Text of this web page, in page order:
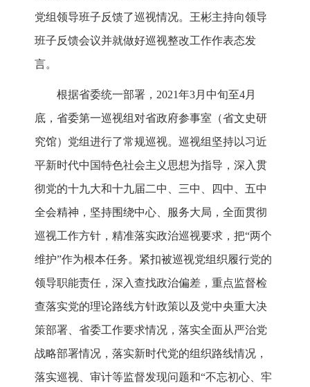
党组领导班子反馈了巡视情况。王彬主持向领导
班子反馈会议并就做好巡视整改工作作表态发
言。
根据省委统一部署，2021年3月中旬至4月
底，省委第一巡视组对省政府参事室（省文史研
究馆）党组进行了常规巡视。巡视组坚持以习近
平新时代中国特色社会主义思想为指导，深入贯
彻党的十九大和十九届二中、三中、四中、五中
全会精神，坚持围绕中心、服务大局，全面贯彻
巡视工作方针，精准落实政治巡视要求，把“两个
维护”作为根本任务。紧扣被巡视党组织履行党的
领导职能责任，深入查找政治偏差，重点监督检
查落实党的理论路线方针政策以及党中央重大决
策部署、省委工作要求情况，落实全面从严治党
战略部署情况，落实新时代党的组织路线情况，
落实巡视、审计等监督发现问题和“不忘初心、牢